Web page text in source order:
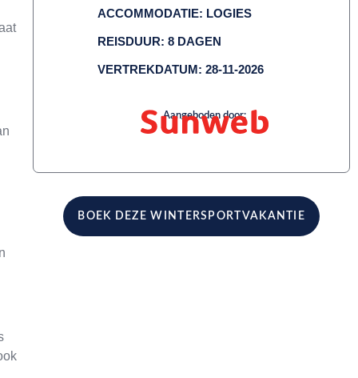
ACCOMMODATIE: LOGIES
REISDUUR: 8 DAGEN
VERTREKDATUM: 28-11-2026
Aangeboden door:
BOEK DEZE WINTERSPORTVAKANTIE